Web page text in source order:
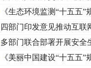
《生态环境监测“十五五
读
四部门印发意见推动互联
多部门联合部署开展安全
《美丽中国建设“十五五